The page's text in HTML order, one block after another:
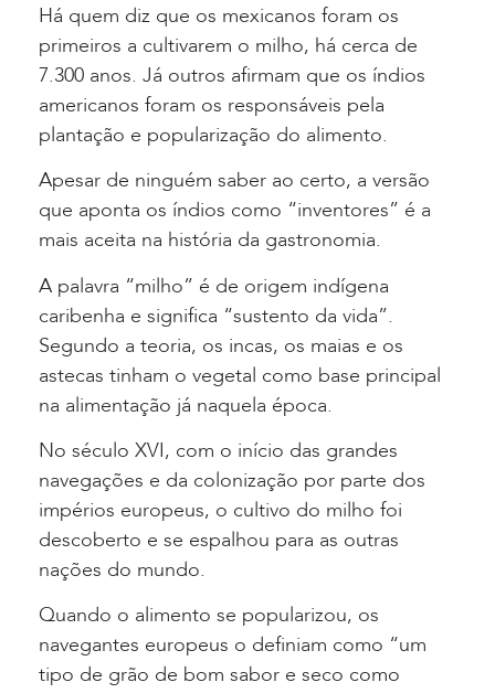
Há quem diz que os mexicanos foram os
primeiros a cultivarem o milho, há cerca de
7.300 anos. Já outros afirmam que os índios
americanos foram os responsáveis pela
plantação e popularização do alimento.
Apesar de ninguém saber ao certo, a versão
que aponta os índios como “inventores” é a
mais aceita na história da gastronomia.
A palavra “milho” é de origem indígena
caribenha e significa “sustento da vida”.
Segundo a teoria, os incas, os maias e os
astecas tinham o vegetal como base principal
na alimentação já naquela época.
No século XVI, com o início das grandes
navegações e da colonização por parte dos
impérios europeus, o cultivo do milho foi
descoberto e se espalhou para as outras
nações do mundo.
Quando o alimento se popularizou, os
navegantes europeus o definiam como “um
tipo de grão de bom sabor e seco como